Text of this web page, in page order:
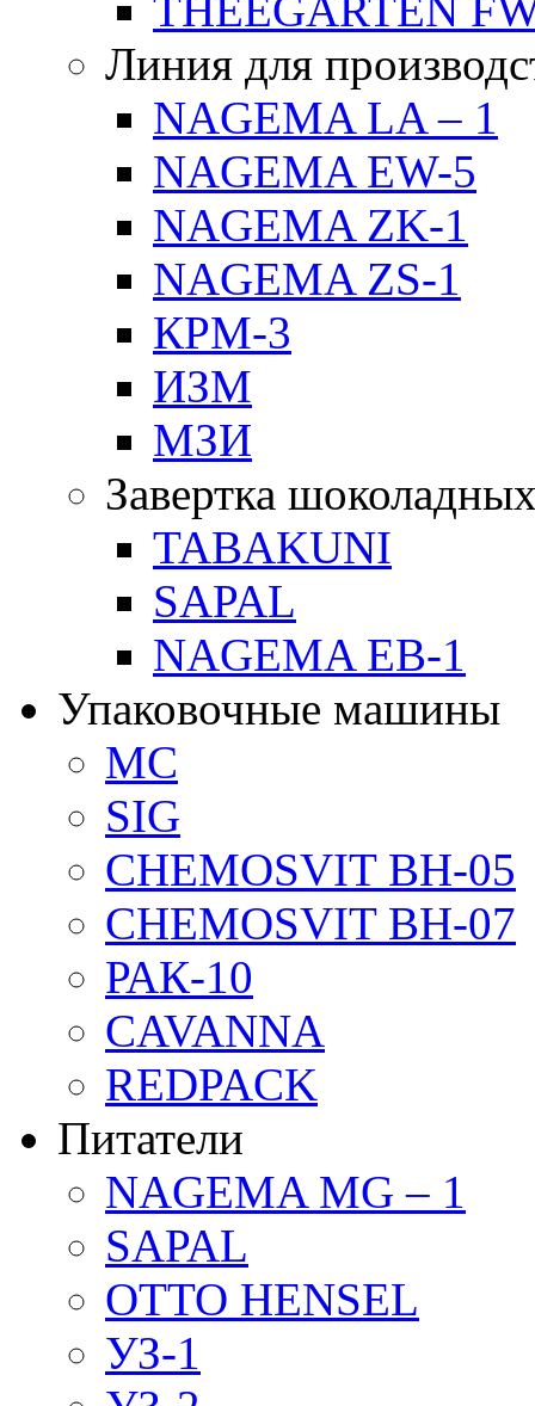
THEEGARTEN
Линия для
NAGEMA LA – 1
NAGEMA EW-5
NAGEMA ZK-1
NAGEMA ZS-1
КРМ-3
ИЗМ
МЗИ
Завертка
TABAKUNI
SAPAL
NAGEMA EB-1
Упаковочные машины
MC
SIG
CHEMOSVIT BH-05
CHEMOSVIT BH-07
РАК-10
CAVANNA
REDPACK
Питатели
NAGEMA MG – 1
SAPAL
OTTO HENSEL
УЗ-1